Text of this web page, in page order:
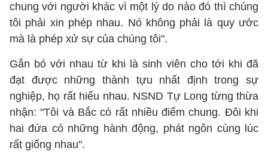
chung với người khác vì một lý do nào đó thì chúng
tôi phải xin phép nhau. Nó không phải là quy ước
mà là phép xử sự của chúng tôi".
Gắn bó với nhau từ khi là sinh viên cho tới khi đã
đạt được những thành tựu nhất định trong sự
nghiệp, họ rất hiểu nhau. NSND Tự Long từng thừa
nhận: "Tôi và Bắc có rất nhiều điểm chung. Đôi khi
hai đứa có những hành động, phát ngôn cùng lúc
rất giống nhau".